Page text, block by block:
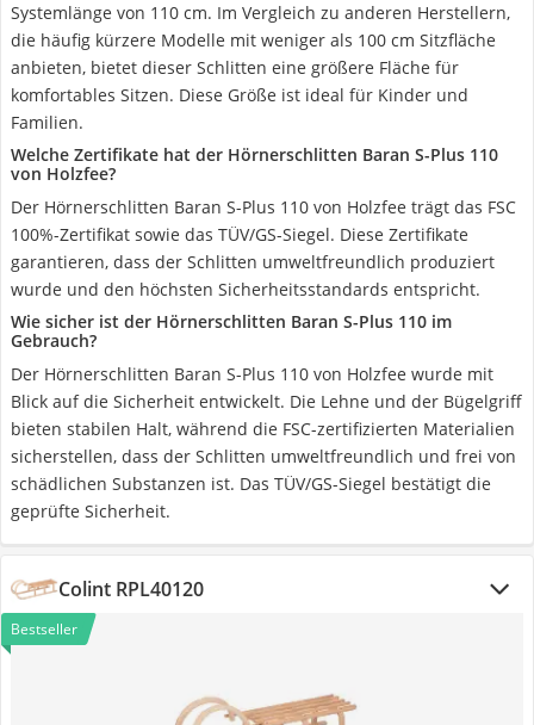
Systemlänge von 110 cm. Im Vergleich zu anderen Herstellern,
die häufig kürzere Modelle mit weniger als 100 cm Sitzfläche
anbieten, bietet dieser Schlitten eine größere Fläche für
komfortables Sitzen. Diese Größe ist ideal für Kinder und
Familien.
Welche Zertifikate hat der Hörnerschlitten Baran S-Plus 110
von Holzfee?
Der Hörnerschlitten Baran S-Plus 110 von Holzfee trägt das FSC
100%-Zertifikat sowie das TÜV/GS-Siegel. Diese Zertifikate
garantieren, dass der Schlitten umweltfreundlich produziert
wurde und den höchsten Sicherheitsstandards entspricht.
Wie sicher ist der Hörnerschlitten Baran S-Plus 110 im
Gebrauch?
Der Hörnerschlitten Baran S-Plus 110 von Holzfee wurde mit
Blick auf die Sicherheit entwickelt. Die Lehne und der Bügelgriff
bieten stabilen Halt, während die FSC-zertifizierten Materialien
sicherstellen, dass der Schlitten umweltfreundlich und frei von
schädlichen Substanzen ist. Das TÜV/GS-Siegel bestätigt die
geprüfte Sicherheit.
Colint RPL40120
Bestseller